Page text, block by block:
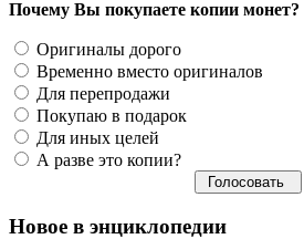
Почему Вы покупаете копии монет?
Оригиналы дорого
Временно вместо оригиналов
Для перепродажи
Покупаю в подарок
Для иных целей
А разве это копии?
Новое в энциклопедии